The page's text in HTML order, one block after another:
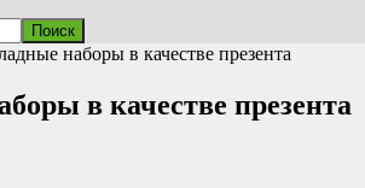
наборы в качестве презента
в качестве презента